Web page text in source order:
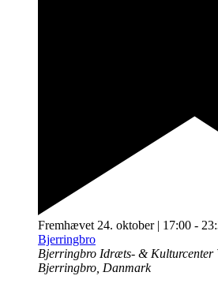
Fremhævet 24. oktober | 17:00 -
Bjerringbro
Bjerringbro Idræts- & Kulturcenter
Bjerringbro, Danmark